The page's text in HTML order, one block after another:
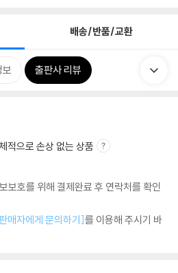
배송/반품/교환
보 출판사 리뷰
적으로 손상 없는 상품
보호를 위해 결제완료 후 연락처를 확인
매자에게 문의하기]를 이용해 주시기 바